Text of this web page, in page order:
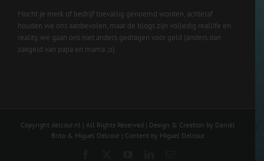
Mocht je merk of bedrijf toevallig genoemd worden, achteraf
houden we ons aanbevolen, maar de blogs zijn volledig reallife en
reality, we gaan ons niet anders gedragen voor geld (anders dan
zakgeld van papa en mama ;o)
Copyright delcour.nl | All Rights Reserved | Design & Creation by Daniël
Brito & Miguel Delcour | Content by Miguel Delcour